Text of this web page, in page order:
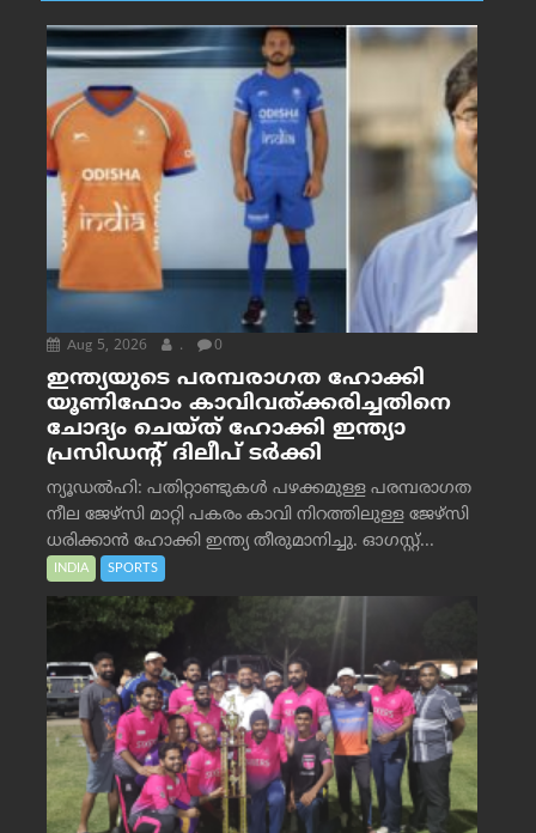
Aug 5, 2026 . 0
ഇന്ത്യയുടെ പരമ്പരാഗത ഹോക്കി
യൂണിഫോം കാവിവത്ക്കരിച്ചതിനെ
ചോദ്യം ചെയ്ത് ഹോക്കി ഇന്ത്യാ
പ്രസിഡന്റ് ദിലീപ് ടര്‍ക്കി
ന്യൂഡൽഹി: പതിറ്റാണ്ടുകൾ പഴക്കമുള്ള പരമ്പരാഗത
നീല ജേഴ്‌സി മാറ്റി പകരം കാവി നിറത്തിലുള്ള ജേഴ്‌സി
ധരിക്കാൻ ഹോക്കി ഇന്ത്യ തീരുമാനിച്ചു. ഓഗസ്റ്റ്...
INDIA SPORTS